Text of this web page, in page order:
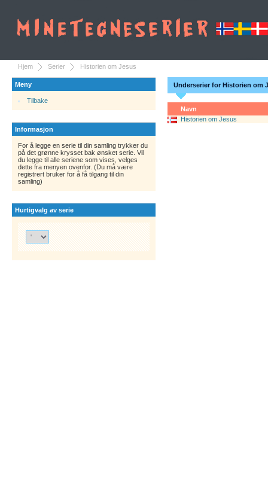
Hjem Serier Historien om Jesus
Meny
Tilbake
Informasjon
For å legge en serie til din samling trykker du
på det grønne krysset bak ønsket serie. Vil
du legge til alle seriene som vises, velges
dette fra menyen ovenfor. (Du må være
registrert bruker for å få tilgang til din
samling)
Hurtigvalg av serie
Underserier for Historien om
Navn
Historien om Jesus